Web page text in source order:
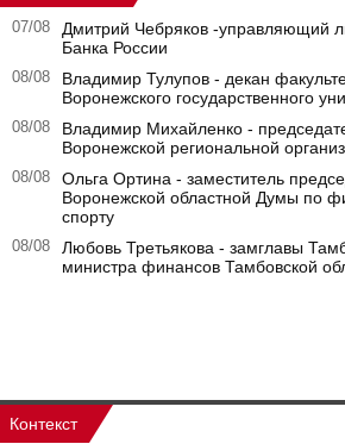
07/08
Дмитрий Чебряков -управляющий
Банка России
08/08
Владимир Тулупов - декан
Воронежского государственного
08/08
Владимир Михайленко -
Воронежской региональной
08/08
Ольга Ортина - заместитель
Воронежской областной Думы по
спорту
08/08
Любовь Третьякова - замглавы
министра финансов Тамбовской
Контекст